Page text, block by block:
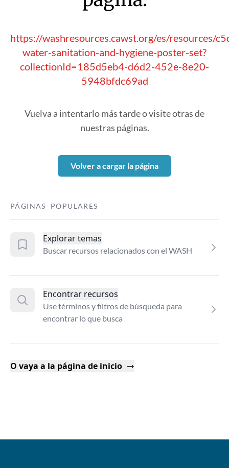
https://washresources.cawst.org/es/resources/
water-sanitation-and-hygiene-poster-set?
collectionId=185d5eb4-d6d2-452e-8e20-
5948bfdc69ad
Vuelva a intentarlo más tarde o visite otras de
nuestras páginas.
Volver a cargar la página
PÁGINAS POPULARES
Explorar temas
Buscar recursos relacionados con el WASH
Encontrar recursos
Use términos y filtros de búsqueda para
encontrar lo que busca
O vaya a la página de inicio